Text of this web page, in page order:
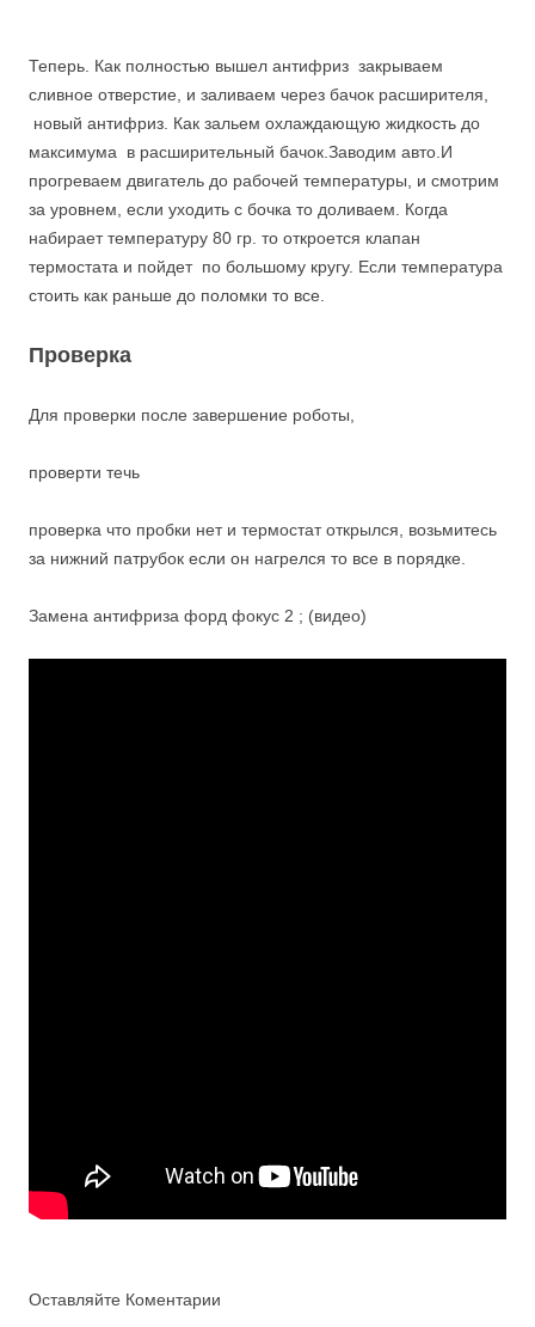
Теперь. Как полностью вышел антифриз закрываем
сливное отверстие, и заливаем через бачок расширителя,
новый антифриз. Как зальем охлаждающую жидкость до
максимума в расширительный бачок.Заводим авто.И
прогреваем двигатель до рабочей температуры, и смотрим
за уровнем, если уходить с бочка то доливаем. Когда
набирает температуру 80 гр. то откроется клапан
термостата и пойдет по большому кругу. Если температура
стоить как раньше до поломки то все.
Проверка
Для проверки после завершение роботы,
проверти течь
проверка что пробки нет и термостат открылся, возьмитесь
за нижний патрубок если он нагрелся то все в порядке.
Замена антифриза форд фокус 2 ; (видео)
Оставляйте Коментарии